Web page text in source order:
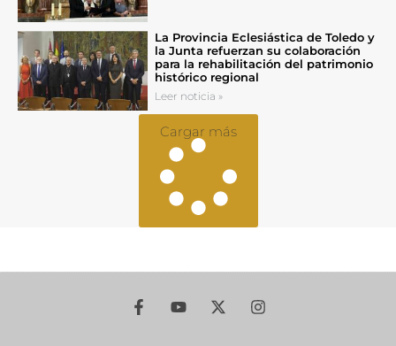
La Provincia Eclesiástica de Toledo y
la Junta refuerzan su colaboración
para la rehabilitación del patrimonio
histórico regional
Leer noticia »
Cargar más